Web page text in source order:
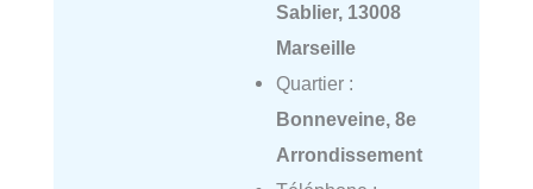
Sablier, 13008
Marseille
Quartier :
Bonneveine, 8e
Arrondissement